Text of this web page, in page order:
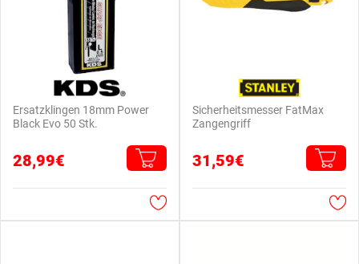
Ersatzklingen 18mm Power
Black Evo 50 Stk.
28,99€
Sicherheitsmesser FatMax
Zangengriff
31,59€